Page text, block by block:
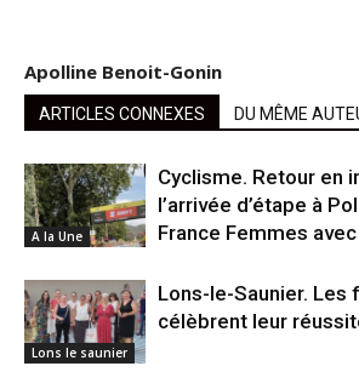
Apolline Benoit-Gonin
ARTICLES CONNEXES DU MÊME
A la Une
Cyclisme. Retour en
l’arrivée d’étape à
France Femmes
Lons le saunier
Lons-le-Saunier. Les
célèbrent leur